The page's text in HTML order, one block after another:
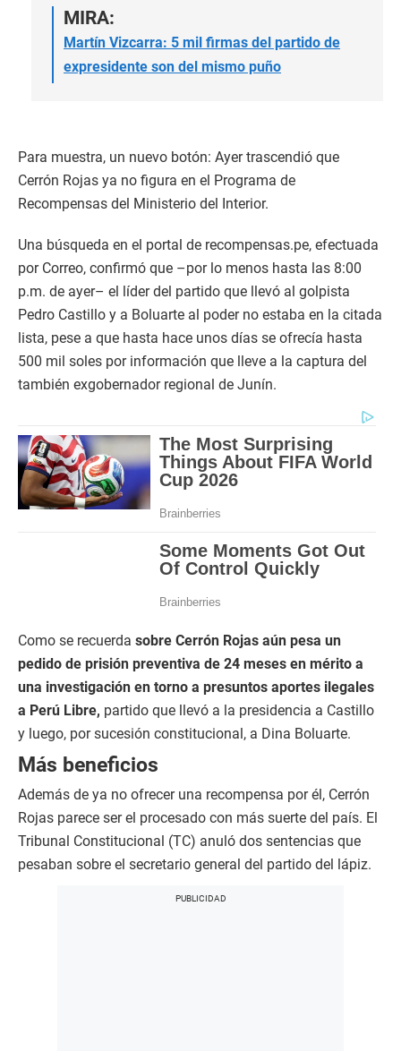
MIRA:
Martín Vizcarra: 5 mil firmas del partido de
expresidente son del mismo puño
Para muestra, un nuevo botón: Ayer trascendió que
Cerrón Rojas ya no figura en el Programa de
Recompensas del Ministerio del Interior.
Una búsqueda en el portal de recompensas.pe, efectuada
por Correo, confirmó que –por lo menos hasta las 8:00
p.m. de ayer– el líder del partido que llevó al golpista
Pedro Castillo y a Boluarte al poder no estaba en la citada
lista, pese a que hasta hace unos días se ofrecía hasta
500 mil soles por información que lleve a la captura del
también exgobernador regional de Junín.
Como se recuerda sobre Cerrón Rojas aún pesa un
pedido de prisión preventiva de 24 meses en mérito a
una investigación en torno a presuntos aportes ilegales
a Perú Libre, partido que llevó a la presidencia a Castillo
y luego, por sucesión constitucional, a Dina Boluarte.
Más beneficios
Además de ya no ofrecer una recompensa por él, Cerrón
Rojas parece ser el procesado con más suerte del país. El
Tribunal Constitucional (TC) anuló dos sentencias que
pesaban sobre el secretario general del partido del lápiz.